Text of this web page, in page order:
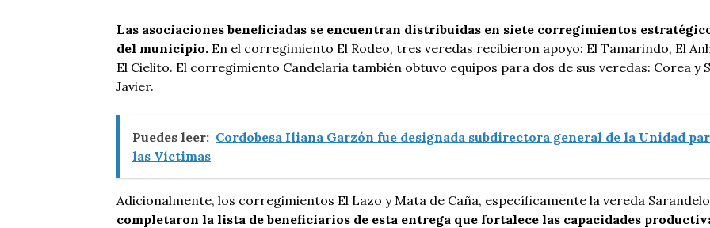
Las asociaciones beneficiadas se encuentran distribuidas en siete corregimientos
del municipio. En el corregimiento El Rodeo, tres veredas recibieron apoyo: El Tamarindo, El
El Cielito. El corregimiento Candelaria también obtuvo equipos para dos de sus veredas: Corea y
Javier.
Puedes leer: Cordobesa Iliana Garzón fue designada subdirectora general de la Unidad
las Víctimas
Adicionalmente, los corregimientos El Lazo y Mata de Caña, específicamente la vereda
completaron la lista de beneficiarios de esta entrega que fortalece las capacidades